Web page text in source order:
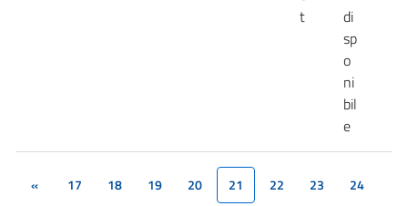
t
di
sp
o
ni
bil
e
« 17 18 19 20 21(current)
22 23
24